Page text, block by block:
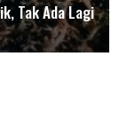
Tak Ada Lagi